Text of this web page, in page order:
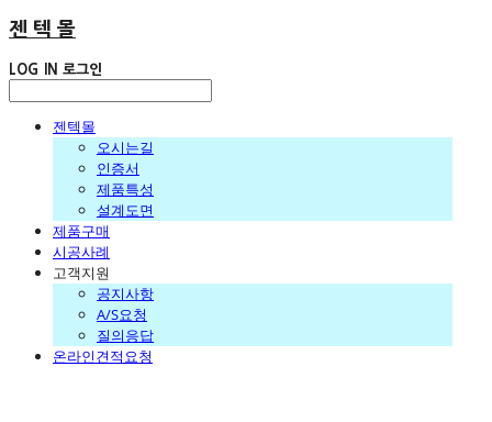
젠 텍 몰
LOG IN 로그인
젠텍몰
오시는길
인증서
제품특성
설계도면
제품구매
시공사례
고객지원
공지사항
A/S요청
질의응답
온라인견적요청